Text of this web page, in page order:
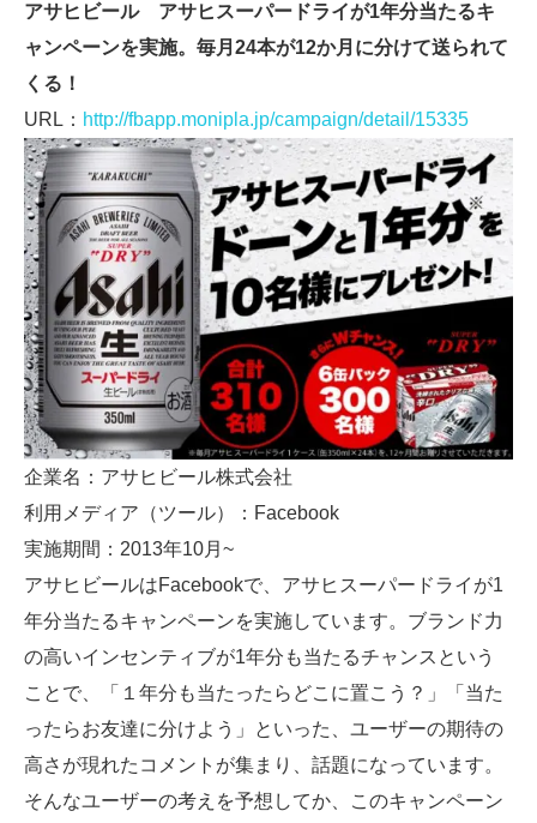
アサヒビール アサヒスーパードライが1年分当たるキ
ャンペーンを実施。毎月24本が12か月に分けて送られて
くる！
URL： http://fbapp.monipla.jp/campaign/detail/15335
企業名：アサヒビール株式会社
利用メディア（ツール）：Facebook
実施期間：2013年10月~
アサヒビールはFacebookで、アサヒスーパードライが1
年分当たるキャンペーンを実施しています。ブランド力
の高いインセンティブが1年分も当たるチャンスという
ことで、「１年分も当たったらどこに置こう？」「当た
ったらお友達に分けよう」といった、ユーザーの期待の
高さが現れたコメントが集まり、話題になっています。
そんなユーザーの考えを予想してか、このキャンペーン